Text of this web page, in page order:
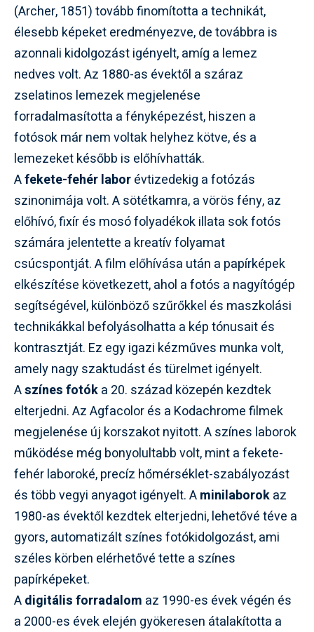
(Archer, 1851) tovább finomította a technikát,
élesebb képeket eredményezve, de továbbra is
azonnali kidolgozást igényelt, amíg a lemez
nedves volt. Az 1880-as évektől a száraz
zselatinos lemezek megjelenése
forradalmasította a fényképezést, hiszen a
fotósok már nem voltak helyhez kötve, és a
lemezeket később is előhívhatták.
Afekete-fehér laborévtizedekig a fotózás
szinonimája volt. A sötétkamra, a vörös fény, az
előhívó, fixír és mosó folyadékok illata sok fotós
számára jelentette a kreatív folyamat
csúcspontját. A film előhívása után a papírképek
elkészítése következett, ahol a fotós a nagyítógép
segítségével, különböző szűrőkkel és maszkolási
technikákkal befolyásolhatta a kép tónusait és
kontrasztját. Ez egy igazi kézműves munka volt,
amely nagy szaktudást és türelmet igényelt.
Aszínes fotóka 20. század közepén kezdtek
elterjedni. Az Agfacolor és a Kodachrome filmek
megjelenése új korszakot nyitott. A színes laborok
működése még bonyolultabb volt, mint a fekete-
fehér laboroké, precíz hőmérséklet-szabályozást
és több vegyi anyagot igényelt. Aminilaborokaz
1980-as évektől kezdtek elterjedni, lehetővé téve a
gyors, automatizált színes fotókidolgozást, ami
széles körben elérhetővé tette a színes
papírképeket.
Adigitális forradalom az 1990-es évek végén és
a 2000-es évek elején gyökeresen átalakította a